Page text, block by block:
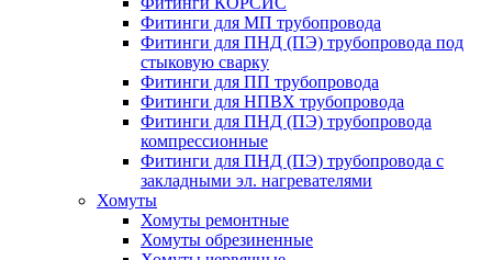
Фитинги для МП трубопровода
Фитинги для ПНД (ПЭ) трубопровода под
стыковую сварку
Фитинги для ПП трубопровода
Фитинги для НПВХ трубопровода
Фитинги для ПНД (ПЭ) трубопровода
компрессионные
Фитинги для ПНД (ПЭ) трубопровода с
закладными эл. нагревателями
Хомуты
Хомуты ремонтные
Хомуты обрезиненные